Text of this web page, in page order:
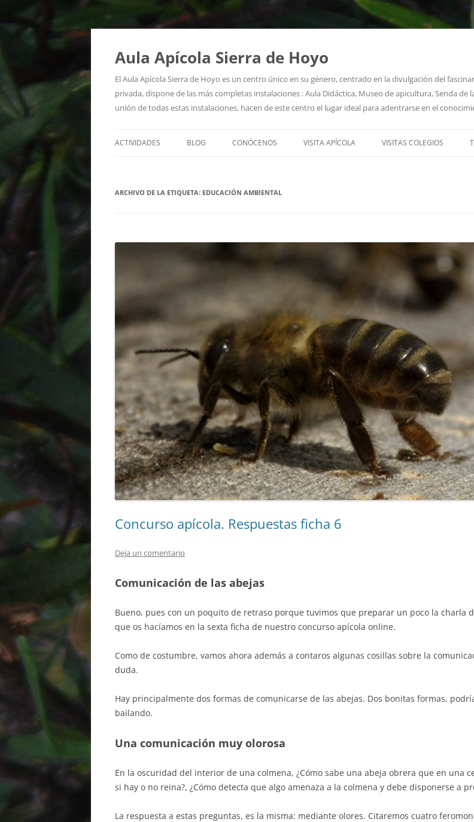
Aula Apícola Sierra de Hoyo
El Aula Apícola Sierra de Hoyo es un centro único en su género, centrado en la divulgación del
privada, dispone de las más completas instalaciones : Aula Didáctica, Museo de apicultura, Senda de
unión de todas estas instalaciones, hacen de este centro el lugar ideal para adentrarse en el
al
ACTIVIDADES BLOG CONÓCENOS
DÓNDE ESTAMOS
SALA DE PRENSA
VISITA APÍCOLA VISITAS COLEGIOS
ARCHIVO DE LA ETIQUETA: EDUCACIÓN AMBIENTAL
Concurso apícola. Respuestas ficha 6
Deja un comentario
Comunicación de las abejas
Bueno, pues con un poquito de retraso porque tuvimos que preparar un poco la charla
que os hacíamos en la sexta ficha de nuestro concurso apícola online.
Como de costumbre, vamos ahora además a contaros algunas cosillas sobre la
duda.
Hay principalmente dos formas de comunicarse de las abejas. Dos bonitas formas,
bailando.
Una comunicación muy olorosa
En la oscuridad del interior de una colmena, ¿Cómo sabe una abeja obrera que en una
si hay o no reina?, ¿Cómo detecta que algo amenaza a la colmena y debe disponerse a
La respuesta a estas preguntas, es la misma: mediante olores. Citaremos cuatro